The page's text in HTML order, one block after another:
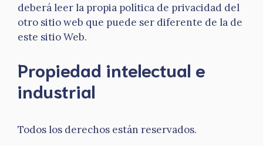
deberá leer la propia política de privacidad del
otro sitio web que puede ser diferente de la de
este sitio Web.
Propiedad intelectual e
industrial
Todos los derechos están reservados.